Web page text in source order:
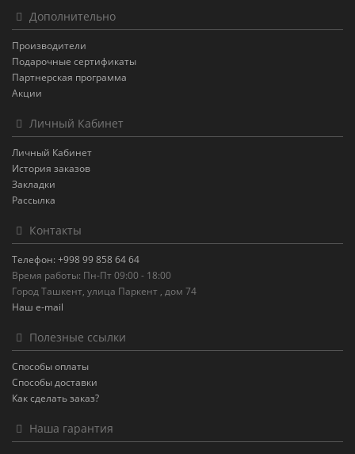
Дополнительно
Производители
Подарочные сертификаты
Партнерская программа
Акции
Личный Кабинет
Личный Кабинет
История заказов
Закладки
Рассылка
Контакты
Телефон: +998 99 858 64 64
Время работы: Пн-Пт 09:00 - 18:00
Город Ташкент, улица Паркент , дом 74
Наш e-mail
Полезные ссылки
Способы оплаты
Способы доставки
Как сделать заказ?
Наша гарантия